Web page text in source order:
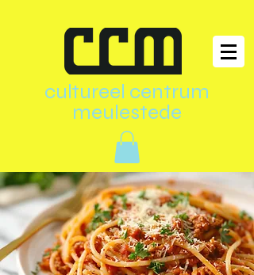
cultureel centrum
meulestede